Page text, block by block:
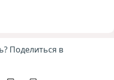
Поделиться в